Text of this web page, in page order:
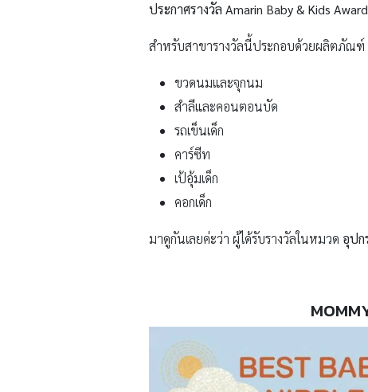
ประกาศรางวัล Amarin Baby & Kids
สำหรับสาขารางวัลนี้ประกอบด้วยผลิตภัณฑ์
ขวดนมและจุกนม
สำลีและคอนตอนบัด
รถเข็นเด็ก
คาร์ซีท
เป้อุ้มเด็ก
คอกเด็ก
มาดูกันเลยค่ะว่า ผู้ได้รับรางวัลในหมวด อุปก